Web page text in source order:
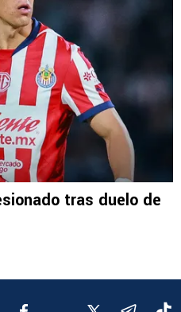
tras duelo de